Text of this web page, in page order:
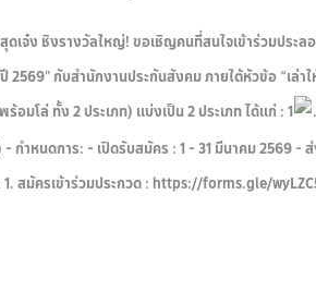
เจ๋ง ชิงรางวัลใหญ่! ขอเชิญคนที่สนใจเข้าร่วมประล
2569" กับสำนักงานประกันสังคม ภายใต้หัวข้อ “เล่
อมโล่ ทั้ง 2 ประเภท) แบ่งเป็น 2 ประเภท ได้แก่ : 1
กำหนดการ: - เปิดรับสมัคร : 1 - 31 มีนาคม 2569 -
สมัครเข้าร่วมประกวด : https://forms.gle/